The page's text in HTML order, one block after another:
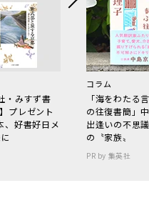
・みすず書
プレゼント
、好書好日メ
コラム
「海をわた
の往復書簡」
出逢いの不思
の〝家族〟
PR by 集英社